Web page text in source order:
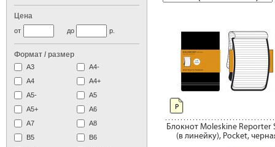
Блокнот Moleskine Reporter
(в линейку), Pocket,
P
Цена
до
от р.
Формат / размер
А3
А4-
А4
A4+
А5-
А5
A5+
А6
А7
A8
B5
B6